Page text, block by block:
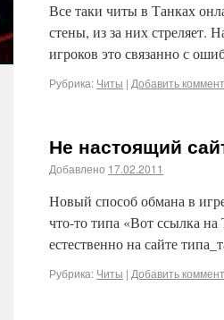
Все таки читы в Танках
стены, из за них стреляет.
игроков это связанно с
Рубрика: Читы | Добавить
Не настоящий
Добавлено 17.02.2011
Новый способ обмана в
что-то типа «Вот ссылка
естественно на сайте
Рубрика: Читы | Добавить